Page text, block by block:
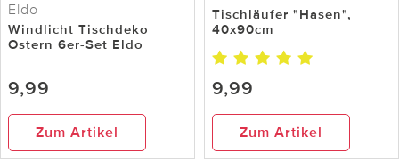
Eldo
Windlicht Tischdeko
Ostern 6er-Set Eldo
9,99
Zum Artikel
Tischläufer "Hasen",
40x90cm
9,99
Zum Artikel